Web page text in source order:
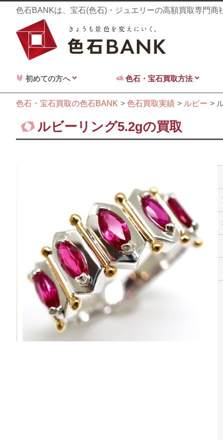
色石BANKは、宝石(色石)・ジュエリーの高額買取専門
初めての方へ 色石・宝石買取方法
色石・宝石買取の色石BANK 色石買取実績 ルビー
ルビーリング5.2gの買取